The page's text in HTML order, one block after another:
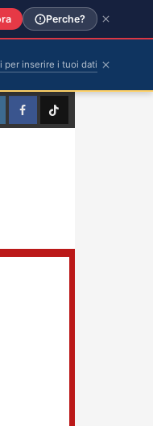
FacebookTikTok
Perche?
per inserire i tuoi dati